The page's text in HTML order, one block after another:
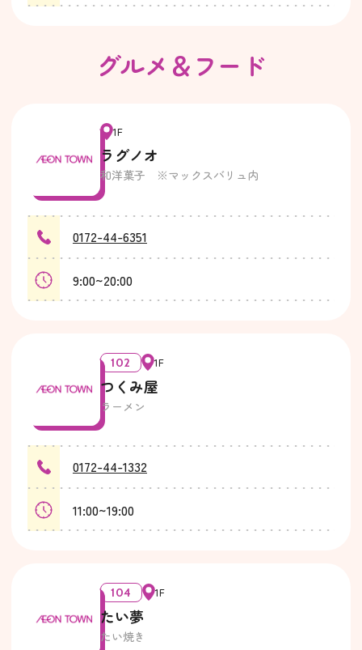
グルメ＆フード
1F
ラグノオ
和洋菓子 ※マックスバリュ内
0172-44-6351
9:00~20:00
102 1F
つくみ屋
ラーメン
0172-44-1332
11:00~19:00
104 1F
たい夢
たい焼き